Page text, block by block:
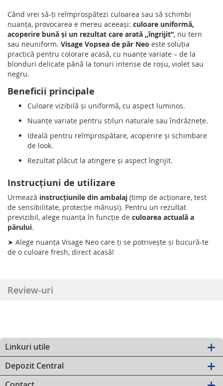
Când vrei să-ți reîmprospătezi culoarea sau să schimbi
nuanța, provocarea e mereu aceeași: culoare uniformă,
acoperire bună și un rezultat care arată „îngrijit”, nu tern
sau neuniform. Visage Vopsea de păr Neo este soluția
practică pentru colorare acasă, cu nuanțe variate – de la
blonduri delicate până la tonuri intense de roșu, violet sau
negru.
Beneficii principale
Culoare vizibilă și uniformă, cu aspect luminos.
Nuanțe variate pentru stiluri naturale sau îndrăznețe.
Ideală pentru reîmprospătare, acoperire și schimbare
de look.
Rezultat plăcut la atingere și aspect îngrijit.
Instrucțiuni de utilizare
Urmează instrucțiunile din ambalaj (timp de acționare, test
de sensibilitate, protecție mănuși). Pentru un rezultat
previzibil, alege nuanța în funcție de culoarea actuală a
părului.
➤ Alege nuanța Visage Neo care ți se potrivește și bucură-te
de o culoare fresh, direct acasă!
Review-uri
Linkuri utile
Depozit Central